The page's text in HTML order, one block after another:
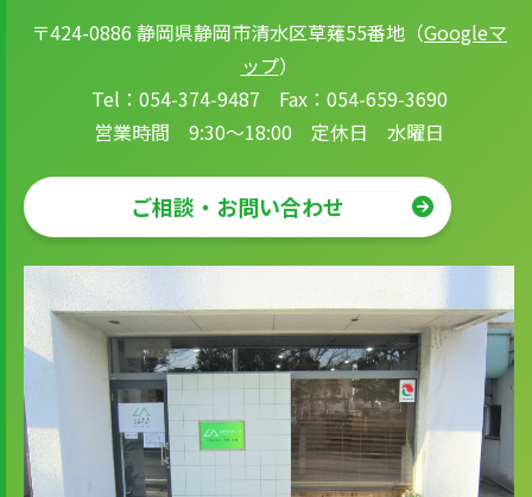
〒424-0886 静岡県静岡市清水区草薙55番地（Googleマ
ップ）
Tel：054-374-9487 Fax：054-659-3690
営業時間 9:30～18:00 定休日 水曜日
ご相談・お問い合わせ